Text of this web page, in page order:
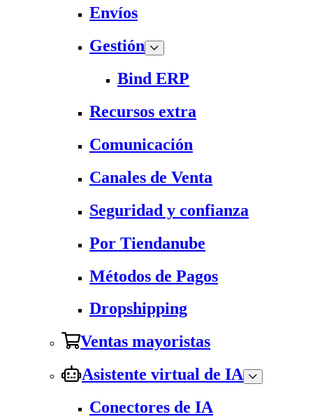
Envíos
Gestión
Bind ERP
Recursos extra
Comunicación
Canales de Venta
Seguridad y confianza
Por Tiendanube
Métodos de Pagos
Dropshipping
Ventas mayoristas
Asistente virtual de IA
Conectores de IA